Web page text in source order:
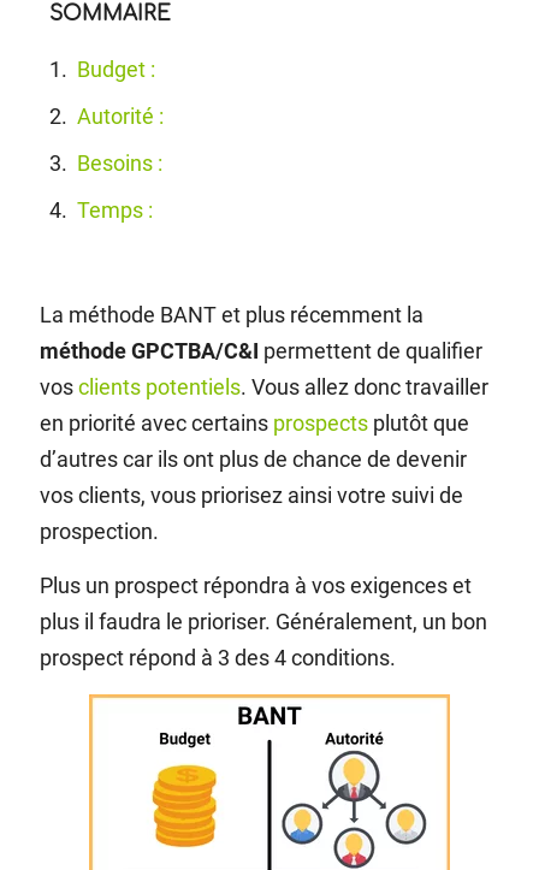
SOMMAIRE
Budget :
Autorité :
Besoins :
Temps :
La méthode BANT et plus récemment la
méthode GPCTBA/C&I permettent de qualifier
vosclients potentiels. Vous allez donc travailler
en priorité avec certains prospects plutôt que
d’autres car ils ont plus de chance de devenir
vos clients, vous priorisez ainsi votre suivi de
prospection.
Plus un prospect répondra à vos exigences et
plus il faudra le prioriser. Généralement, un bon
prospect répond à 3 des 4 conditions.